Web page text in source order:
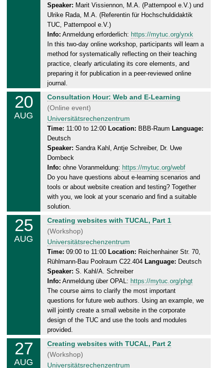
s
d
a
y
9
.
8
.
2
0
2
6
Speaker: Marit Vissiennon, M.A. (Patternpool e.V.) und
Ulrike Rada, M.A. (Referentin für Hochschuldidaktik
TUC, Patternpool e.V.)
Info: Anmeldung erforderlich: https://mytuc.org/yrxk
In this two-day online workshop, participants will learn a
method for systematically reflecting on their teaching
practice, clearly articulating its core elements, and
preparing it for publication in a peer-reviewed online
journal.
20
AUG
T
h
u
r
s
d
a
y
0
0
8
.
2
0
2
6
Consultation Hour: Web and E-Learning
(Online event)
Universitätsrechenzentrum
Time: 11:00 to 12:00 Location: BBB-Raum Language:
Deutsch
Speaker: Sandra Kahl, Antje Schreiber, Dr. Uwe
Dombeck
Info: ohne Voranmeldung: https://mytuc.org/webf
Do you have questions about e-learning scenarios and
tools or about website creation and testing? Together
with you, we look at your scenario and find a suitable
solution.
25
AUG
T
u
e
s
d
a
y
2
5
.
8
.
Creating websites with TUCAL, Part 1
(Workshop)
Universitätsrechenzentrum
Time: 09:00 to 11:00 Location: Reichenhainer Str. 70,
Rühlmann-Bau Poolraum C22.404 Language: Deutsch
Speaker: S. Kahl/A. Schreiber
Info: Anmeldung über OPAL: https://mytuc.org/phgt
The course aims to clarify the most important
questions for future web authors. Using an example, we
will jointly create a small website in the corporate
design of the TUC and use the tools and modules
provided.
27
AUG
T
h
u
Creating websites with TUCAL, Part 2
(Workshop)
Universitätsrechenzentrum